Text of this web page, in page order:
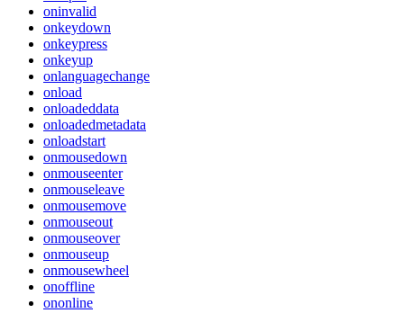
oninvalid
onkeydown
onkeypress
onkeyup
onlanguagechange
onload
onloadeddata
onloadedmetadata
onloadstart
onmousedown
onmouseenter
onmouseleave
onmousemove
onmouseout
onmouseover
onmouseup
onmousewheel
onoffline
ononline